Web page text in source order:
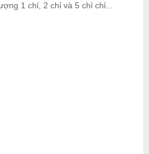
1 chỉ, 2 chỉ và 5 chỉ chỉ...